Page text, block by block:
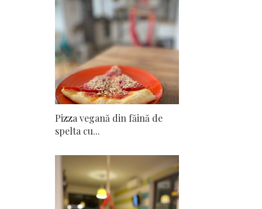
Pizza vegană din făină de
spelta cu...